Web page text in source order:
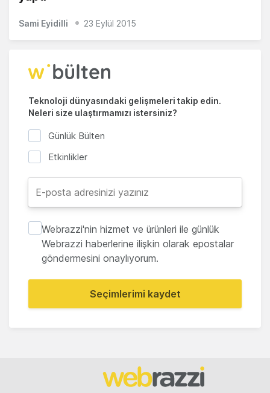
Sami Eyidilli 23 Eylül 2015
Teknoloji dünyasındaki gelişmeleri takip edin.
Neleri size ulaştırmamızı istersiniz?
Günlük Bülten
Etkinlikler
Webrazzi'nin hizmet ve ürünleri ile günlük
Webrazzi haberlerine ilişkin olarak epostalar
göndermesini onaylıyorum.
Seçimlerimi kaydet